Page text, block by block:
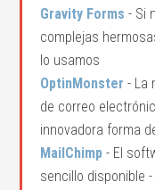
Gravity Forms - Si
complejas
lo usamos
OptinMonster - La
de correo
innovadora forma
MailChimp - El
sencillo disponible